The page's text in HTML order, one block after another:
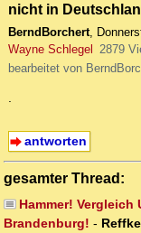
nicht in
BerndBorchert,
Wayne Schlegel
2879
bearbeitet von
.
antworten
gesamter Thread:
Hammer!
Brandenburg! - Reffke